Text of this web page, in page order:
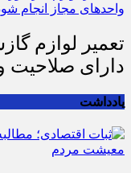
تعمیر لوازم
دارای صلاحیت
یادداشت